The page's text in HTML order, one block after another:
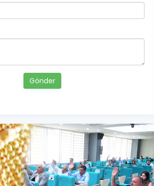
Gönder